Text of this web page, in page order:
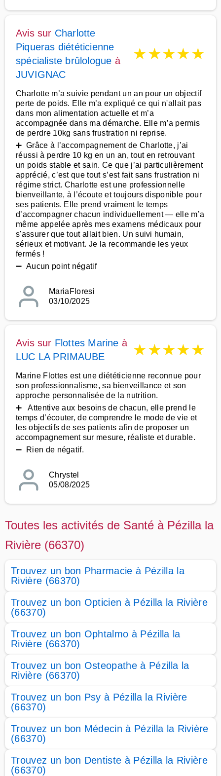
Avis sur Charlotte
Piqueras diététicienne
spécialiste brûlologue à
JUVIGNAC
★★★★★
Charlotte m’a suivie pendant un an pour un objectif
perte de poids. Elle m’a expliqué ce qui n'allait pas
dans mon alimentation actuelle et m’a
accompagnée dans ma démarche. Elle m’a permis
de perdre 10kg sans frustration ni reprise.
➕ Grâce à l’accompagnement de Charlotte, j’ai
réussi à perdre 10 kg en un an, tout en retrouvant
un poids stable et sain. Ce que j’ai particulièrement
apprécié, c’est que tout s’est fait sans frustration ni
régime strict. Charlotte est une professionnelle
bienveillante, à l’écoute et toujours disponible pour
ses patients. Elle prend vraiment le temps
d’accompagner chacun individuellement — elle m’a
même appelée après mes examens médicaux pour
s'assurer que tout allait bien. Un suivi humain,
sérieux et motivant. Je la recommande les yeux
fermés !
➖ Aucun point négatif
MariaFloresi
03/10/2025
Avis sur Flottes Marine à
LUC LA PRIMAUBE
★★★★★
Marine Flottes est une diététicienne reconnue pour
son professionnalisme, sa bienveillance et son
approche personnalisée de la nutrition.
➕ Attentive aux besoins de chacun, elle prend le
temps d’écouter, de comprendre le mode de vie et
les objectifs de ses patients afin de proposer un
accompagnement sur mesure, réaliste et durable.
➖ Rien de négatif.
Chrystel
05/08/2025
Toutes les activités de Santé à Pézilla la
Rivière (66370)
Trouvez un bon Pharmacie à Pézilla la
Rivière (66370)
Trouvez un bon Opticien à Pézilla la Rivière
(66370)
Trouvez un bon Ophtalmo à Pézilla la
Rivière (66370)
Trouvez un bon Osteopathe à Pézilla la
Rivière (66370)
Trouvez un bon Psy à Pézilla la Rivière
(66370)
Trouvez un bon Médecin à Pézilla la Rivière
(66370)
Trouvez un bon Dentiste à Pézilla la Rivière
(66370)